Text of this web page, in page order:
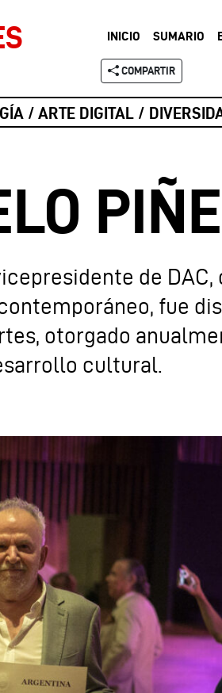
INICIO SUMARIO
COMPARTIR
/ ARTE DIGITAL /
de
fue
otorgado
cultural.